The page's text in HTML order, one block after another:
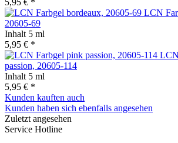
LCN
20605-69
Inhalt 5 ml
5,95 € *
passion, 20605-114
Inhalt 5 ml
5,95 € *
Kunden kauften auch
Kunden haben sich ebenfalls angesehen
Zuletzt angesehen
Service Hotline